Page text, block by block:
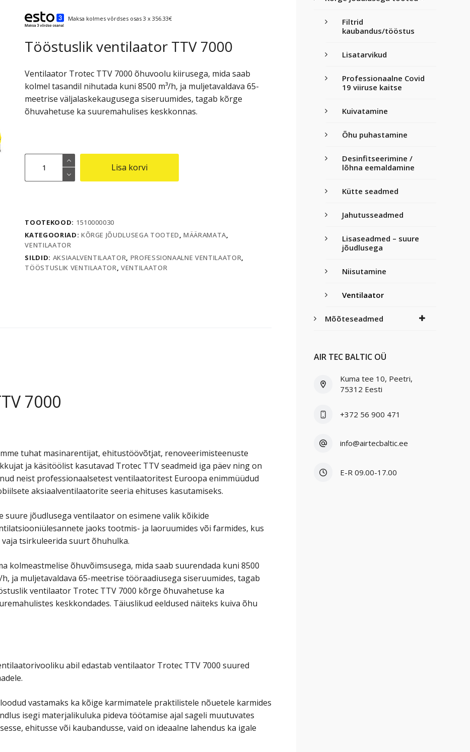
Maksa kolmes võrdses osas 3 x 356.33€
Tööstuslik ventilaator TTV 7000
Ventilaator Trotec TTV 7000 õhuvoolu kiirusega, mida saab
kolmel tasandil nihutada kuni 8500 m³/h, ja muljetavaldava 65-
meetrise väljalaskekaugusega siseruumides, tagab kõrge
õhuvahetuse ka suuremahulises keskkonnas.
ventilaator
TTV
Lisa korvi
TOOTEKOOD: 1510000030
KATEGOORIAD: KÕRGE JÕUDLUSEGA TOOTED,MÄÄRAMATA,
VENTILAATOR
SILDID: AKSIAALVENTILAATOR, PROFESSIONAALNE VENTILAATOR,
TÖÖSTUSLIK VENTILAATOR,VENTILAATOR
7000
tuhat masinarentijat, ehitustöövõtjat, renoveerimisteenuste
ja käsitöölist kasutavad Trotec TTV seadmeid iga päev ning on
neist professionaalsetest ventilaatoritest Euroopa enimmüüdud
aksiaalventilaatorite seeria ehituses kasutamiseks.
suure jõudlusega ventilaator on esimene valik kõikide
jaoks tootmis- ja laoruumides või farmides, kus
vaja tsirkuleerida suurt õhuhulka.
kolmeastmelise õhuvõimsusega, mida saab suurendada kuni 8500
h, ja muljetavaldava 65-meetrise tööraadiusega siseruumides, tagab
ventilaator Trotec TTV 7000 kõrge õhuvahetuse ka
keskkondades. Täiuslikud eeldused näiteks kuiva õhu
abil edastab ventilaator Trotec TTV 7000 suured
vastamaks ka kõige karmimatele praktilistele nõuetele karmides
isegi materjalikuluka pideva töötamise ajal sageli muutuvates
ehitusse või kaubandusse, vaid on ideaalne lahendus ka igale
Filtrid
kaubandus/tööstus
Lisatarvikud
Professionaalne Covid
19 viiruse kaitse
Kuivatamine
Õhu puhastamine
Desinfitseerimine /
lõhna eemaldamine
Kütte seadmed
Jahutusseadmed
Lisaseadmed – suure
jõudlusega
Niisutamine
Ventilaator
Mõõteseadmed
AIR TEC BALTIC OÜ
Kuma tee 10, Peetri,
75312 Eesti
+372 56 900 471
info@airtecbaltic.ee
E-R 09.00-17.00